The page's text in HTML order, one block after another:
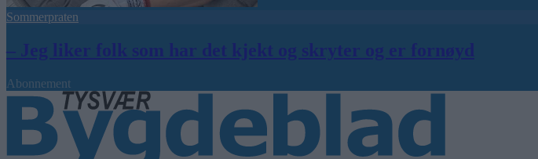
Sommerpraten
– Jeg liker folk som har det kjekt og skryter og er fornøyd
Abonnement